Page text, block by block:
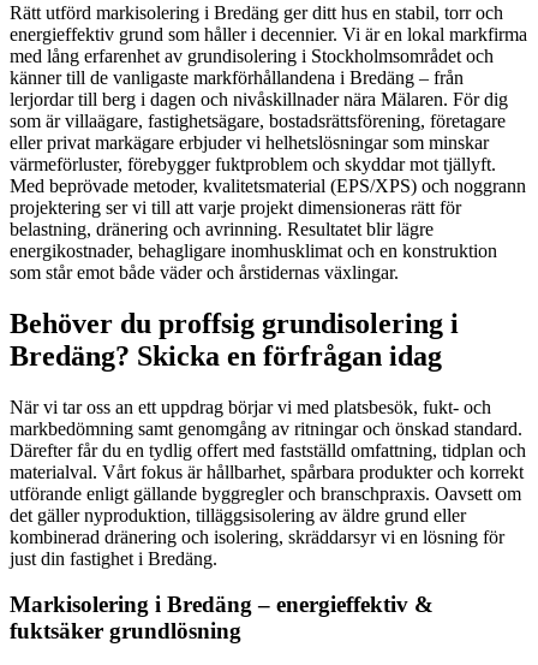
Rätt utförd markisolering i Bredäng ger ditt hus en stabil, torr och
energieffektiv grund som håller i decennier. Vi är en lokal markfirma
med lång erfarenhet av grundisolering i Stockholmsområdet och
känner till de vanligaste markförhållandena i Bredäng – från
lerjordar till berg i dagen och nivåskillnader nära Mälaren. För dig
som är villaägare, fastighetsägare, bostadsrättsförening, företagare
eller privat markägare erbjuder vi helhetslösningar som minskar
värmeförluster, förebygger fuktproblem och skyddar mot tjällyft.
Med beprövade metoder, kvalitetsmaterial (EPS/XPS) och noggrann
projektering ser vi till att varje projekt dimensioneras rätt för
belastning, dränering och avrinning. Resultatet blir lägre
energikostnader, behagligare inomhusklimat och en konstruktion
som står emot både väder och årstidernas växlingar.
Behöver du proffsig grundisolering i
Bredäng? Skicka en förfrågan idag
När vi tar oss an ett uppdrag börjar vi med platsbesök, fukt- och
markbedömning samt genomgång av ritningar och önskad standard.
Därefter får du en tydlig offert med fastställd omfattning, tidplan och
materialval. Vårt fokus är hållbarhet, spårbara produkter och korrekt
utförande enligt gällande byggregler och branschpraxis. Oavsett om
det gäller nyproduktion, tilläggsisolering av äldre grund eller
kombinerad dränering och isolering, skräddarsyr vi en lösning för
just din fastighet i Bredäng.
Markisolering i Bredäng – energieffektiv &
fuktsäker grundlösning